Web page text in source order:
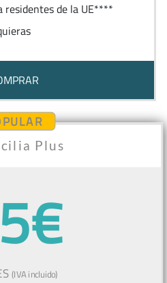
residentes de la UE****
Plus
(IVA incluido)